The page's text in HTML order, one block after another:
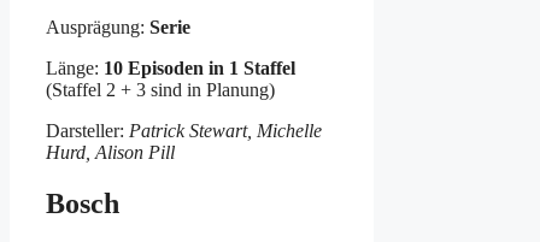
Ausprägung: Serie
Länge: 10 Episoden in 1 Staffel
(Staffel 2 + 3 sind in Planung)
Darsteller: Patrick Stewart, Michelle
Hurd, Alison Pill
Bosch